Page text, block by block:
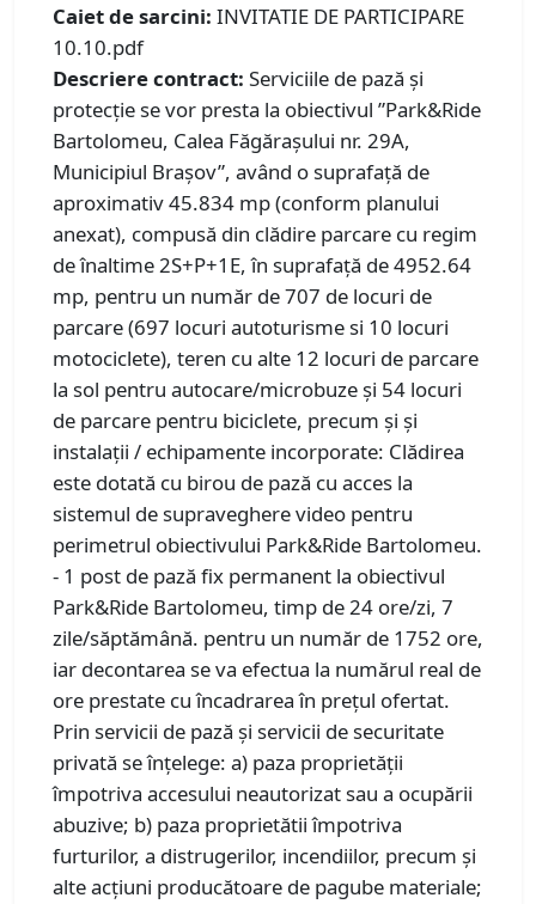
Caiet de sarcini: INVITATIE DE PARTICIPARE
10.10.pdf
Descriere contract: Serviciile de pază și
protecție se vor presta la obiectivul ”Park&Ride
Bartolomeu, Calea Făgărașului nr. 29A,
Municipiul Brașov”, având o suprafață de
aproximativ 45.834 mp (conform planului
anexat), compusă din clădire parcare cu regim
de înaltime 2S+P+1E, în suprafață de 4952.64
mp, pentru un număr de 707 de locuri de
parcare (697 locuri autoturisme si 10 locuri
motociclete), teren cu alte 12 locuri de parcare
la sol pentru autocare/microbuze și 54 locuri
de parcare pentru biciclete, precum și și
instalații / echipamente incorporate: Clădirea
este dotată cu birou de pază cu acces la
sistemul de supraveghere video pentru
perimetrul obiectivului Park&Ride Bartolomeu.
- 1 post de pază fix permanent la obiectivul
Park&Ride Bartolomeu, timp de 24 ore/zi, 7
zile/săptămână. pentru un număr de 1752 ore,
iar decontarea se va efectua la numărul real de
ore prestate cu încadrarea în prețul ofertat.
Prin servicii de pază şi servicii de securitate
privată se înţelege: a) paza proprietății
împotriva accesului neautorizat sau a ocupării
abuzive; b) paza proprietătii împotriva
furturilor, a distrugerilor, incendiilor, precum și
alte acțiuni producătoare de pagube materiale;